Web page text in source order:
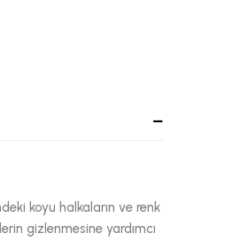
koyu halkaların ve renk
gizlenmesine yardımcı